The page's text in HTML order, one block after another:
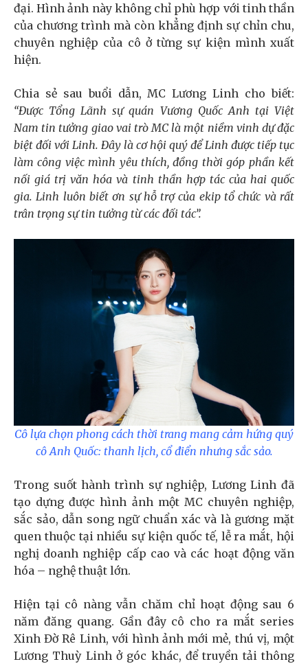
đại. Hình ảnh này không chỉ phù hợp với tinh thần
của chương trình mà còn khẳng định sự chỉn chu,
chuyên nghiệp của cô ở từng sự kiện mình xuất
hiện.
Chia sẻ sau buổi dẫn, MC Lương Linh cho biết:
“Được Tổng Lãnh sự quán Vương Quốc Anh tại Việt
Nam tin tưởng giao vai trò MC là một niềm vinh dự đặc
biệt đối với Linh. Đây là cơ hội quý để Linh được tiếp tục
làm công việc mình yêu thích, đồng thời góp phần kết
nối giá trị văn hóa và tinh thần hợp tác của hai quốc
gia. Linh luôn biết ơn sự hỗ trợ của ekip tổ chức và rất
trân trọng sự tin tưởng từ các đối tác”.
Cô lựa chọn phong cách thời trang mang cảm hứng quý
cô Anh Quốc: thanh lịch, cổ điển nhưng sắc sảo.
Trong suốt hành trình sự nghiệp, Lương Linh đã
tạo dựng được hình ảnh một MC chuyên nghiệp,
sắc sảo, dẫn song ngữ chuẩn xác và là gương mặt
quen thuộc tại nhiều sự kiện quốc tế, lễ ra mắt, hội
nghị doanh nghiệp cấp cao và các hoạt động văn
hóa – nghệ thuật lớn.
Hiện tại cô nàng vẫn chăm chỉ hoạt động sau 6
năm đăng quang. Gần đây cô cho ra mắt series
Xinh Đờ Rê Linh, với hình ảnh mới mẻ, thú vị, một
Lương Thuỳ Linh ở góc khác, để truyền tải thông